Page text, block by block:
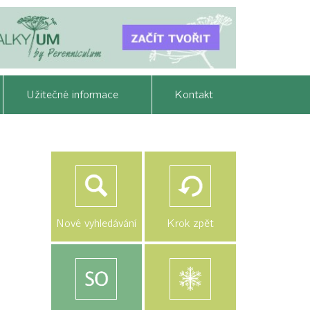
Užitečné informace Kontakt
Nové vyhledávání Krok zpět